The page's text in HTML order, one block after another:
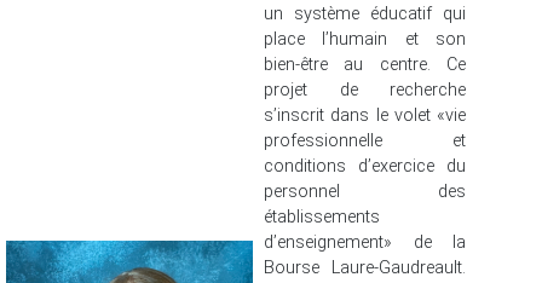
un système éducatif qui
place l’humain et son
bien-être au centre. Ce
projet de recherche
s’inscrit dans le volet «vie
professionnelle et
conditions d’exercice du
personnel des
établissements
d’enseignement» de la
Bourse Laure-Gaudreault.